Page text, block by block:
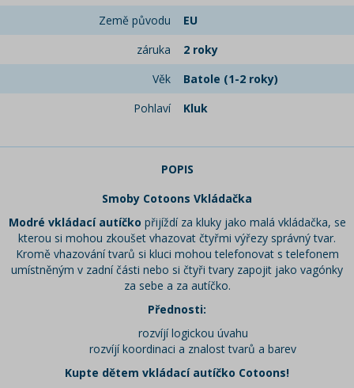
Země původu
EU
záruka
2 roky
Věk
Batole (1-2 roky)
Pohlaví
Kluk
POPIS
Smoby Cotoons Vkládačka
Modré vkládací autíčko přijíždí za kluky jako malá vkládačka, se
kterou si mohou zkoušet vhazovat čtyřmi výřezy správný tvar.
Kromě vhazování tvarů si kluci mohou telefonovat s telefonem
umístněným v zadní části nebo si čtyři tvary zapojit jako vagónky
za sebe a za autíčko.
Přednosti:
rozvíjí logickou úvahu
rozvíjí koordinaci a znalost tvarů a barev
Kupte dětem vkládací autíčko Cotoons!